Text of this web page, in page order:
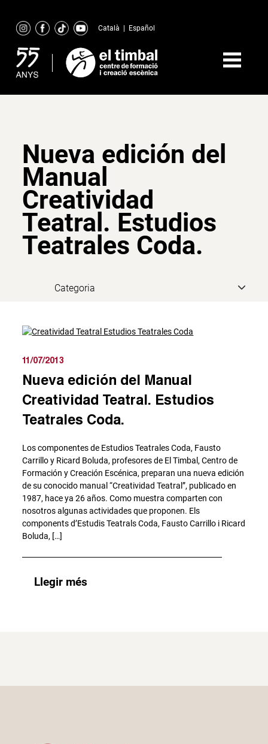
content
Català Español
Nueva edición del
Manual
Creatividad
Teatral. Estudios
Teatrales Coda.
11/07/2013
Nueva edición del Manual
Creatividad Teatral. Estudios
Teatrales Coda.
Los componentes de Estudios Teatrales Coda, Fausto
Carrillo y Ricard Boluda, profesores de El Timbal, Centro de
Formación y Creación Escénica, preparan una nueva edición
de su conocido manual “Creatividad Teatral”, publicado en
1987, hace ya 26 años. Como muestra comparten con
nosotros algunas actividades que proponen. Els
components d’Estudis Teatrals Coda, Fausto Carrillo i Ricard
Boluda, […]
Llegir més